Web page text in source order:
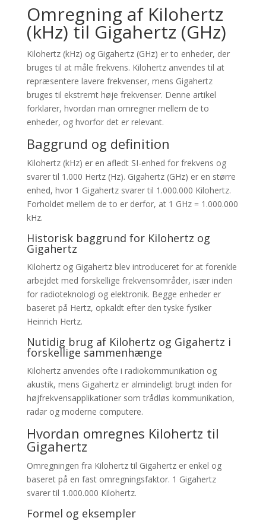
Omregning af Kilohertz
(kHz) til Gigahertz (GHz)
Kilohertz (kHz) og Gigahertz (GHz) er to enheder, der
bruges til at måle frekvens. Kilohertz anvendes til at
repræsentere lavere frekvenser, mens Gigahertz
bruges til ekstremt høje frekvenser. Denne artikel
forklarer, hvordan man omregner mellem de to
enheder, og hvorfor det er relevant.
Baggrund og definition
Kilohertz (kHz) er en afledt SI-enhed for frekvens og
svarer til 1.000 Hertz (Hz). Gigahertz (GHz) er en større
enhed, hvor 1 Gigahertz svarer til 1.000.000 Kilohertz.
Forholdet mellem de to er derfor, at 1 GHz = 1.000.000
kHz.
Historisk baggrund for Kilohertz og
Gigahertz
Kilohertz og Gigahertz blev introduceret for at forenkle
arbejdet med forskellige frekvensområder, især inden
for radioteknologi og elektronik. Begge enheder er
baseret på Hertz, opkaldt efter den tyske fysiker
Heinrich Hertz.
Nutidig brug af Kilohertz og Gigahertz i
forskellige sammenhænge
Kilohertz anvendes ofte i radiokommunikation og
akustik, mens Gigahertz er almindeligt brugt inden for
højfrekvensapplikationer som trådløs kommunikation,
radar og moderne computere.
Hvordan omregnes Kilohertz til
Gigahertz
Omregningen fra Kilohertz til Gigahertz er enkel og
baseret på en fast omregningsfaktor. 1 Gigahertz
svarer til 1.000.000 Kilohertz.
Formel og eksempler